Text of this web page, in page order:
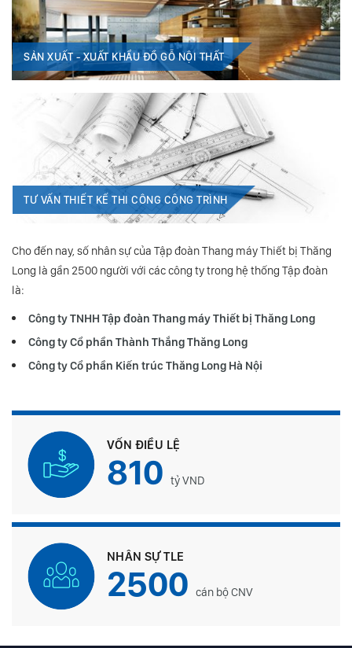
SẢN XUẤT - XUẤT KHẨU ĐỒ GỖ NỘI THẤT
TƯ VẤN THIẾT KẾ THI CÔNG CÔNG TRÌNH
Cho đến nay, số nhân sự của Tập đoàn Thang máy Thiết bị Thăng
Long là gần 2500 người với các công ty trong hệ thống Tập đoàn
là:
Công ty TNHH Tập đoàn Thang máy Thiết bị Thăng Long
Công ty Cổ phần Thành Thắng Thăng Long
Công ty Cổ phần Kiến trúc Thăng Long Hà Nội
VỐN ĐIỀU LỆ
810 tỷ VND
NHÂN SỰ TLE
2500 cán bộ CNV